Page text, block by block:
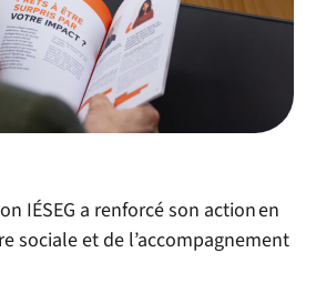
IÉSEG a renforcé son action en
sociale et de l’accompagnement